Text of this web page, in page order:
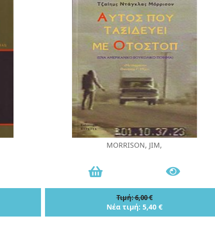
MORRISON, JIM,
Τιμή: 6,00 €
Νέα τιμή: 5,40 €